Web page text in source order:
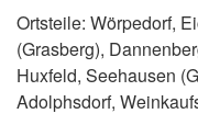
Ortsteile: Wörpedorf,
(Grasberg),
Huxfeld, Seehausen
Adolphsdorf,